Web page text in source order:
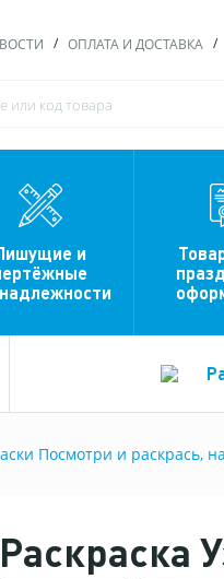
ОПЛАТА И ДОСТАВКА
и
Посмотри и раскрась,
Раскраска